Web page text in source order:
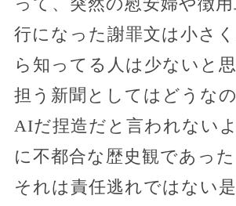
行になった謝罪文は小さ
ら知ってる人は少ないと
担う新聞としてはどうな
AIだ捏造だと言われない
に不都合な歴史観であった
それは責任逃れではない